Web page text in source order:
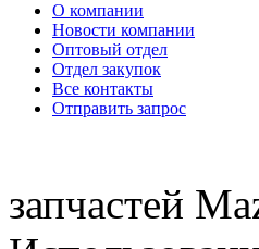
О компании
Новости компании
Оптовый отдел
Отдел закупок
Все контакты
Отправить запрос
запчастей